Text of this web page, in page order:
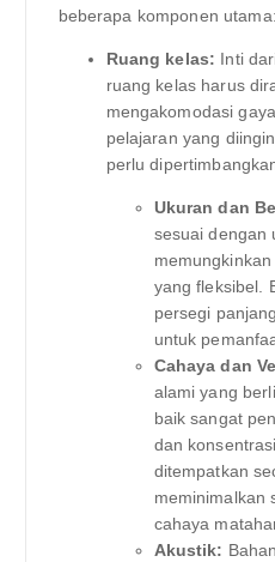
beberapa komponen utama:
Ruang kelas: Inti
ruang kelas harus
mengakomodasi
pelajaran yang
perlu
Ukuran dan
sesuai dengan
yang fleksibel.
persegi
untuk
Cahaya dan
alami yang
baik sangat
dan
ditempatkan
meminimalkan
cahaya
Akustik: